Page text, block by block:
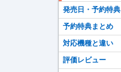
発売日・予約特典
予約特典まとめ
対応機種と違い
評価レビュー